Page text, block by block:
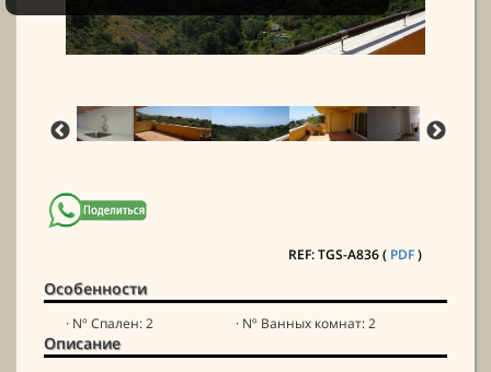
REF: TGS-A836 ( PDF)
Особенности
· Nº Спален: 2 · Nº Ванных комнат: 2
Описание